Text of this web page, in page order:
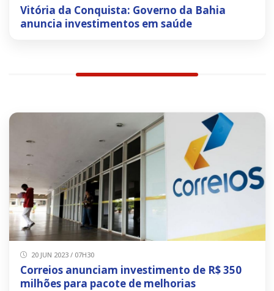
Vitória da Conquista: Governo da Bahia
anuncia investimentos em saúde
20 JUN 2023 / 07H30
Correios anunciam investimento de R$ 350
milhões para pacote de melhorias